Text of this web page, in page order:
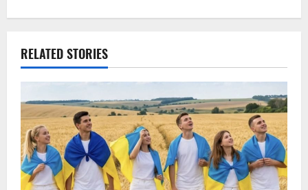
a
v
i
g
a
RELATED STORIES